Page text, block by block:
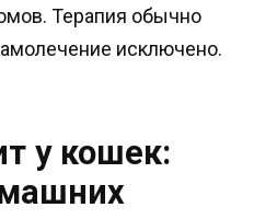
Терапия обычно
исключено.
у кошек: